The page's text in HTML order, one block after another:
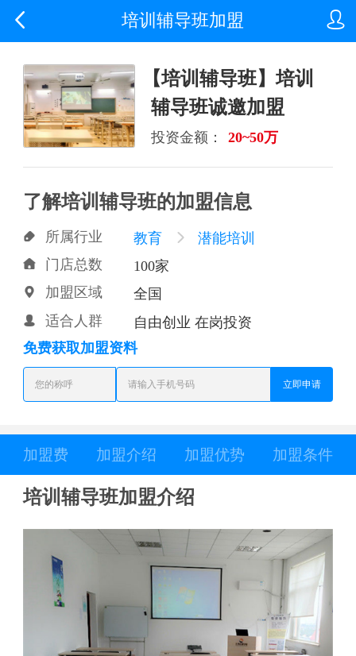

 培训辅导班加盟
【培训辅导班】培训
辅导班诚邀加盟
投资金额： 20~50万
了解培训辅导班的加盟信息
 所属行业 教育  潜能培训
 门店总数 100家
 加盟区域 全国
 适合人群
自由创业 在岗投资
免费获取加盟资料
立即申请
加盟费 加盟介绍 加盟优势 加盟条件
培训辅导班加盟介绍